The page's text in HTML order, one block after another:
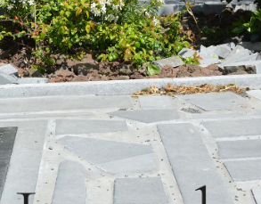
​formulaire de contact